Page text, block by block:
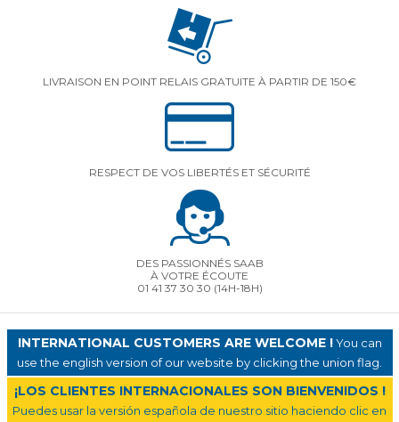
LIVRAISON EN POINT RELAIS GRATUITE À PARTIR DE 150€
RESPECT DE VOS LIBERTÉS ET SÉCURITÉ
DES PASSIONNÉS SAAB
À VOTRE ÉCOUTE
01 41 37 30 30 (14H-18H)
INTERNATIONAL CUSTOMERS ARE WELCOME !You can
use the english version of our website by clicking the union flag.
¡LOS CLIENTES INTERNACIONALES SON BIENVENIDOS !
Puedes usar la versión española de nuestro sitio haciendo clic en